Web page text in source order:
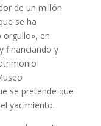
de un millón
se ha
orgullo», en
financiando y
se pretende que
yacimiento.